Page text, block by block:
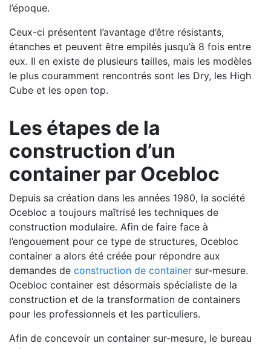
l’époque.
Ceux-ci présentent l’avantage d’être résistants,
étanches et peuvent être empilés jusqu’à 8 fois entre
eux. Il en existe de plusieurs tailles, mais les modèles
le plus couramment rencontrés sont les Dry, les High
Cube et les open top.
Les étapes de la
construction d’un
container par Ocebloc
Depuis sa création dans les années 1980, la société
Ocebloc a toujours maîtrisé les techniques de
construction modulaire. Afin de faire face à
l’engouement pour ce type de structures, Ocebloc
container a alors été créée pour répondre aux
demandes de construction de container sur-mesure.
Ocebloc container est désormais spécialiste de la
construction et de la transformation de containers
pour les professionnels et les particuliers.
Afin de concevoir un container sur-mesure, le bureau